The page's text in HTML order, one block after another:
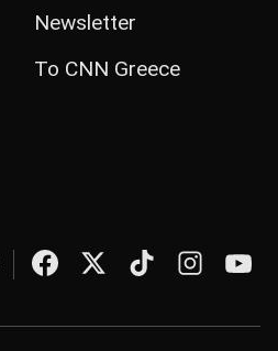
Newsletter
Το CNN Greece